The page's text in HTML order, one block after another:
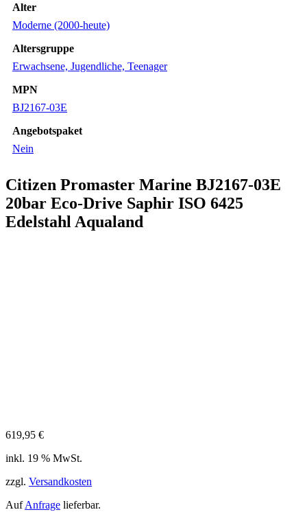
Alter
Moderne (2000-heute)
Altersgruppe
Erwachsene, Jugendliche, Teenager
MPN
BJ2167-03E
Angebotspaket
Nein
Citizen Promaster Marine BJ2167-03E
20bar Eco-Drive Saphir ISO 6425
Edelstahl Aqualand
619,95 €
inkl. 19 % MwSt.
zzgl. Versandkosten
AufAnfrage lieferbar.